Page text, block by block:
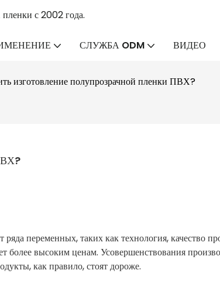
с 2002 года.
СЛУЖБА ODM ВИДЕО
изготовление полупрозрачной пленки ПВХ?
переменных, таких как технология, качество
более высоким ценам. Усовершенствования
как правило, стоят дороже.